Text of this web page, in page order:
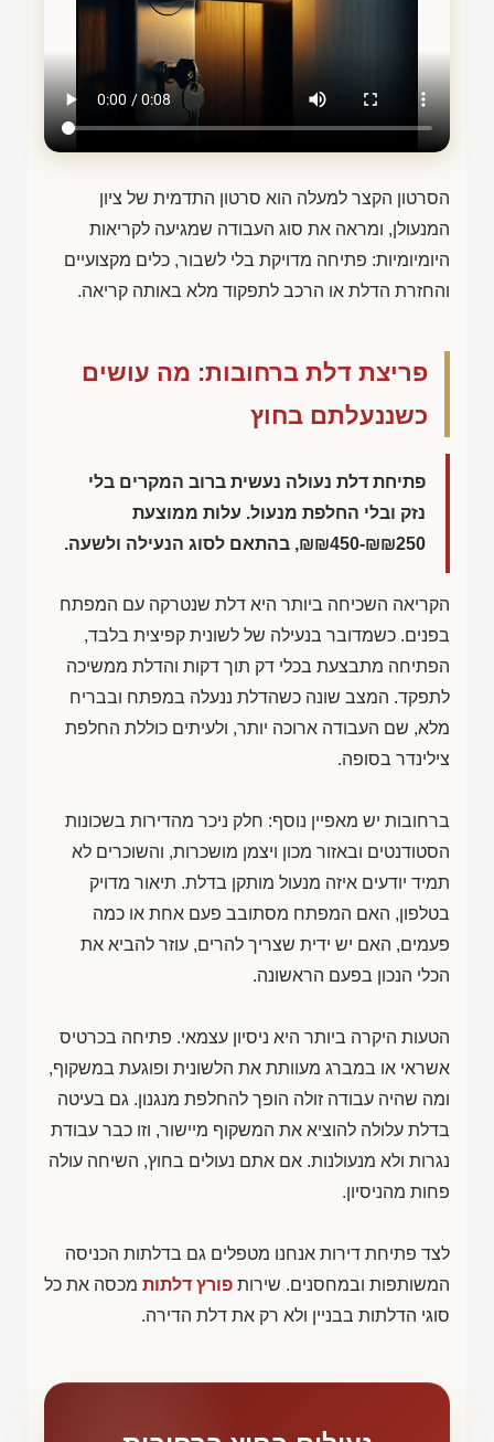
הסרטון הקצר למעלה הוא סרטון התדמית של ציון
המנעולן, ומראה את סוג העבודה שמגיעה לקריאות
היומיומיות: פתיחה מדויקת בלי לשבור, כלים מקצועיים
והחזרת הדלת או הרכב לתפקוד מלא באותה קריאה.
פריצת דלת ברחובות: מה עושים
כשננעלתם בחוץ
פתיחת דלת נעולה נעשית ברוב המקרים בלי
נזק ובלי החלפת מנעול. עלות ממוצעת
₪₪450-₪₪250, בהתאם לסוג הנעילה ולשעה.
הקריאה השכיחה ביותר היא דלת שנטרקה עם המפתח
בפנים. כשמדובר בנעילה של לשונית קפיצית בלבד,
הפתיחה מתבצעת בכלי דק תוך דקות והדלת ממשיכה
לתפקד. המצב שונה כשהדלת ננעלה במפתח ובבריח
מלא, שם העבודה ארוכה יותר, ולעיתים כוללת החלפת
צילינדר בסופה.
ברחובות יש מאפיין נוסף: חלק ניכר מהדירות בשכונות
הסטודנטים ובאזור מכון ויצמן מושכרות, והשוכרים לא
תמיד יודעים איזה מנעול מותקן בדלת. תיאור מדויק
בטלפון, האם המפתח מסתובב פעם אחת או כמה
פעמים, האם יש ידית שצריך להרים, עוזר להביא את
הכלי הנכון בפעם הראשונה.
הטעות היקרה ביותר היא ניסיון עצמאי. פתיחה בכרטיס
אשראי או במברג מעוותת את הלשונית ופוגעת במשקוף,
ומה שהיה עבודה זולה הופך להחלפת מנגנון. גם בעיטה
בדלת עלולה להוציא את המשקוף מיישור, וזו כבר עבודת
נגרות ולא מנעולנות. אם אתם נעולים בחוץ, השיחה עולה
פחות מהניסיון.
לצד פתיחת דירות אנחנו מטפלים גם בדלתות הכניסה
המשותפות ובמחסנים. שירות פורץ דלתות מכסה את כל
סוגי הדלתות בבניין ולא רק את דלת הדירה.